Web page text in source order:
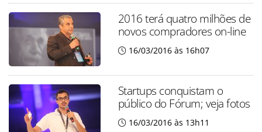
2016 terá quatro milhões de
novos compradores on-line
16/03/2016 às 16h07
Startups conquistam o
público do Fórum; veja fotos
16/03/2016 às 13h11